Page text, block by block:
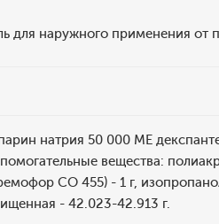
для наружного применения от
натрия 50 000 МЕ
вещества:
CO 455) - 1 г,
- 42.023-42.913 г.